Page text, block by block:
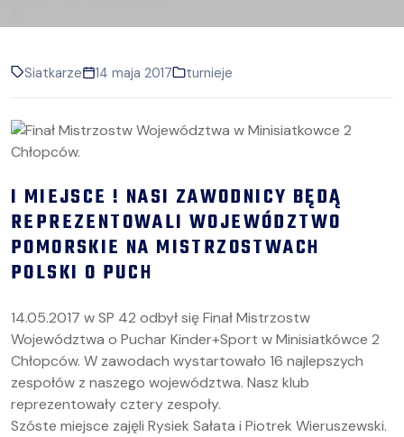
Siatkarze 14 maja 2017 turnieje
I MIEJSCE ! NASI ZAWODNICY BĘDĄ
REPREZENTOWALI WOJEWÓDZTWO
POMORSKIE NA MISTRZOSTWACH
POLSKI O PUCH
14.05.2017 w SP 42 odbył się Finał Mistrzostw
Województwa o Puchar Kinder+Sport w Minisiatkówce 2
Chłopców. W zawodach wystartowało 16 najlepszych
zespołów z naszego województwa. Nasz klub
reprezentowały cztery zespoły.
Szóste miejsce zajęli Rysiek Sałata i Piotrek Wieruszewski.